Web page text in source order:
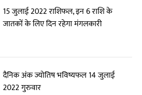
15 जुलाई 2022 राशिफल, इन 6 राशि के
जातकों के लिए दिन रहेगा मंगलकारी
दैनिक अंक ज्योतिष भविष्यफल 14 जुलाई
2022 गुरुवार